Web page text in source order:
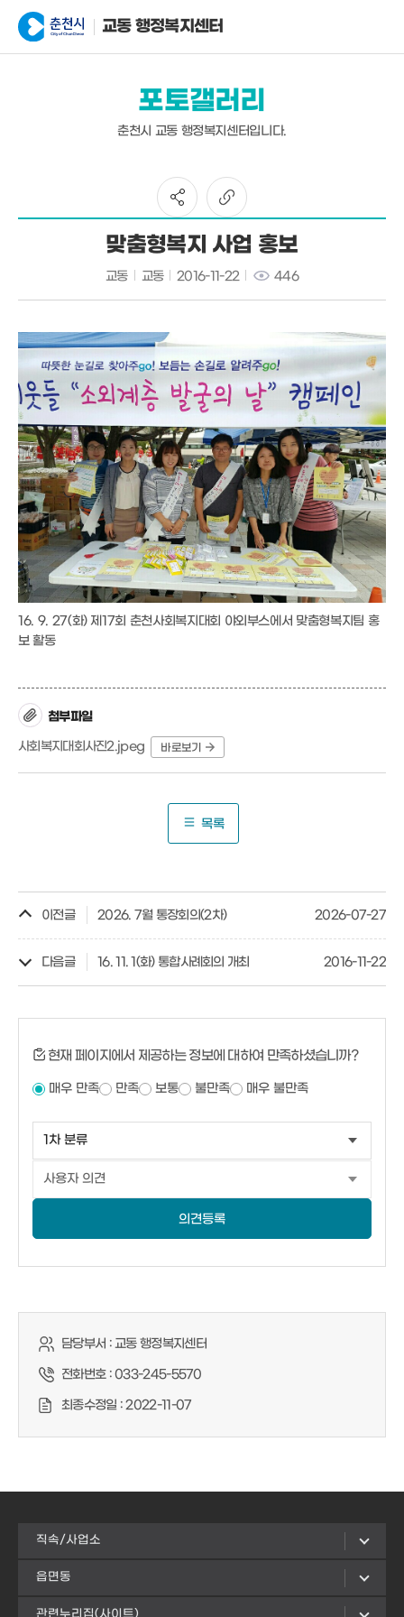
교동 행정복지센터
포토갤러리
춘천시 교동 행정복지센터입니다.
맞춤형복지 사업 홍보
교동 교동 2016-11-22 446
16. 9. 27(화) 제17회 춘천사회복지대회 야외부스에서 맞춤형복지팀 홍
보 활동
첨부파일
사회복지대회사진2.jpeg
바로보기
목록
이전글 2026. 7월 통장회의(2차) 2026-07-27
다음글 16. 11. 1(화) 통합사례회의 개최 2016-11-22
현재 페이지에서 제공하는 정보에 대하여 만족하셨습니까?
매우 만족 만족 보통 불만족 매우 불만족
의견등록
담당부서 :교동 행정복지센터
전화번호 :033-245-5570
최종수정일 :2022-11-07
직속/사업소
읍면동
관련누리집(사이트)